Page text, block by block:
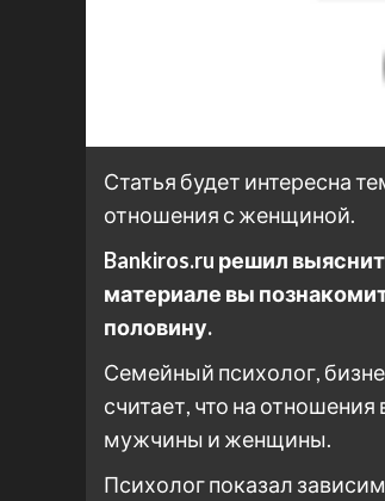
Статья будет интересна
отношения с женщиной.
Bankiros.ru решил
материале вы
половину.
Семейный психолог,
считает, что на
мужчины и женщины.
Психолог показал